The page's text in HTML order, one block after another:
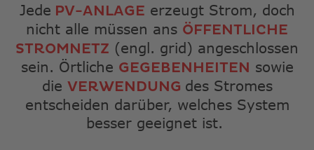
Jede PV-ANLAGE erzeugt Strom, doch
nicht alle müssen ans ÖFFENTLICHE
STROMNETZ (engl. grid) angeschlossen
sein. Örtliche GEGEBENHEITEN sowie
die VERWENDUNG des Stromes
entscheiden darüber, welches System
besser geeignet ist.